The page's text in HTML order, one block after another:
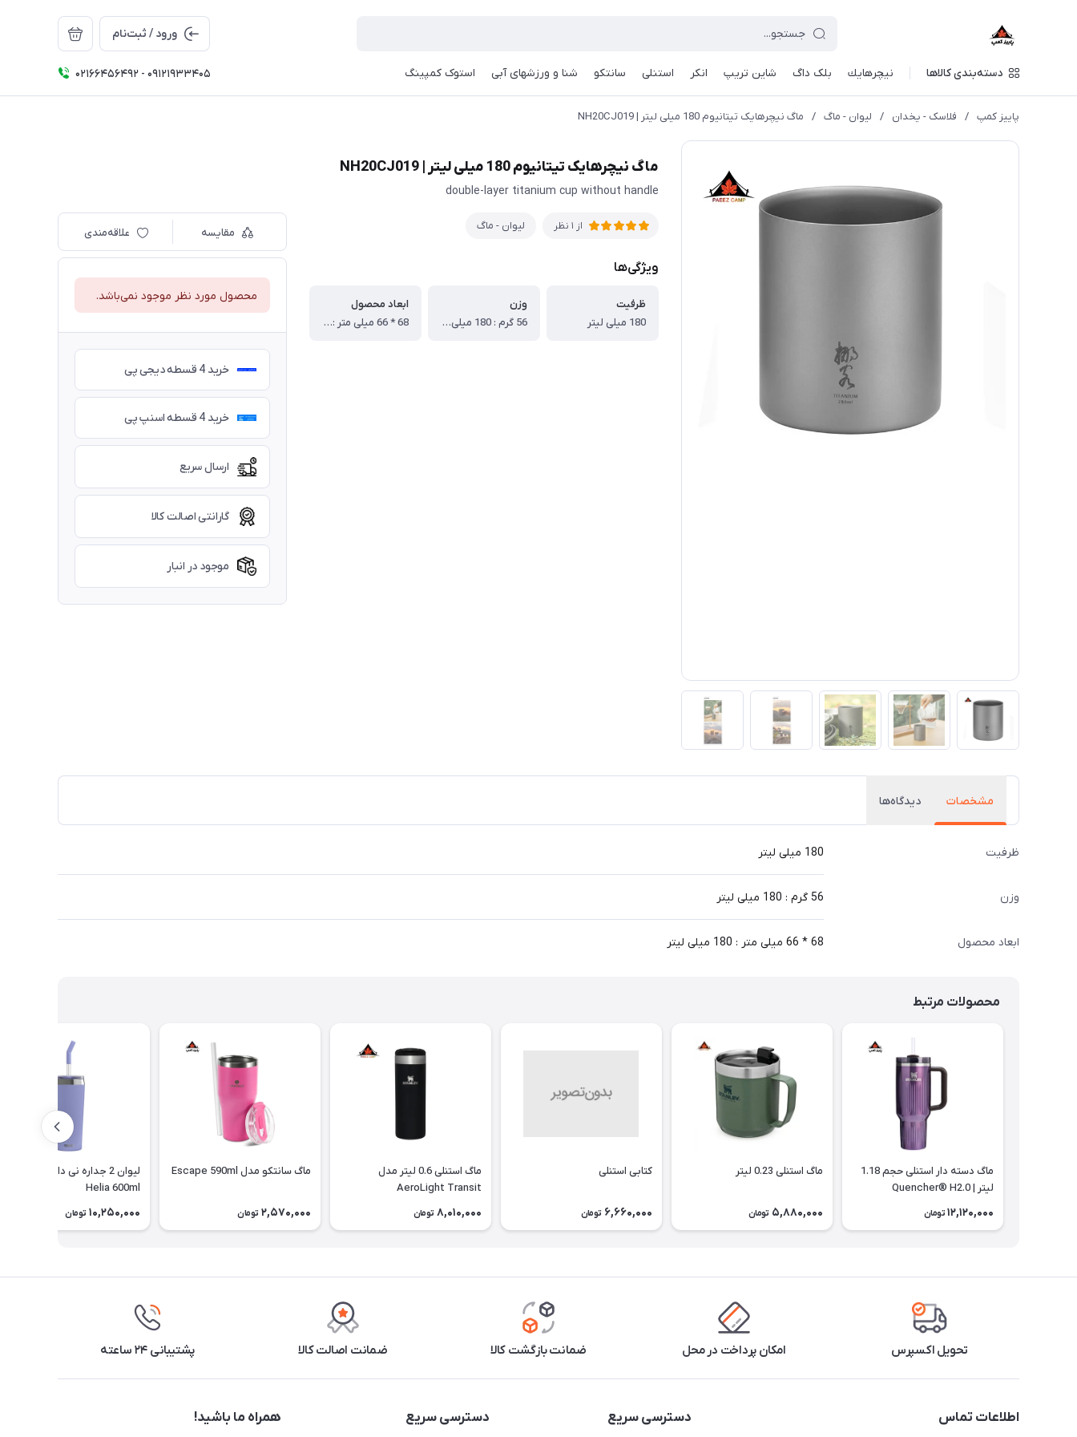
ورود / ثبت‌نام
دسته‌بندی کالاها نيچرهايك بلک داگ شاین تریپ انکر استنلی سانتکو شنا و ورزشهای آبی استوک کمپینگ 02166456492 - 09121933405
پاییز کمپ / فلاسک - یخدان / لیوان - ماگ / ماگ نیچرهایک تیتانیوم 180 میلی لیتر | NH20CJ019
ماگ نیچرهایک تیتانیوم 180 میلی لیتر | NH20CJ019
double-layer titanium cup without handle
از 1 نظر لیوان - ماگ
ویژگی‌ها
ظرفیت
180 میلی لیتر
وزن
56 گرم : 180 میلی لیتر
ابعاد محصول
68 * 66 میلی متر : 180 میلی لیتر
مقایسه علاقه‌مندی
محصول مورد نظر موجود نمی‌باشد.
خرید 4 قسطه دیجی پی
خرید 4 قسطه اسنپ پی
ارسال سریع
گارانتی اصالت کالا
موجود در انبار
مشخصات دیدگاه‌ها
ظرفیت 180 میلی لیتر
وزن 56 گرم : 180 میلی لیتر
ابعاد محصول 68 * 66 میلی متر : 180 میلی لیتر
محصولات مرتبط
ماگ دسته دار استنلی حجم 1.18
لیتر | Quencher® H2.0
12,120,000 تومان
ماگ استنلی 0.23 لیتر
5,880,000 تومان
کتابی استنلی
6,660,000 تومان
ماگ استنلی 0.6 لیتر مدل
AeroLight Transit
8,010,000 تومان
ماگ سانتکو مدل Escape 590ml
2,570,000 تومان
لیوان 2 جداره نی دار سیگ مدل
Helia 600ml
10,250,000 تومان
تحویل اکسپرس امکان پرداخت در محل ضمانت بازگشت کالا ضمانت اصالت کالا پشتیبانی ۲۴ ساعته
اطلاعات تماس دسترسی سریع دسترسی سریع همراه ما باشید!